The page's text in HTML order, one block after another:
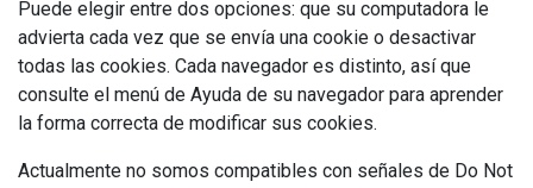
Puede elegir entre dos opciones: que su computadora le
advierta cada vez que se envía una cookie o desactivar
todas las cookies. Cada navegador es distinto, así que
consulte el menú de Ayuda de su navegador para aprender
la forma correcta de modificar sus cookies.
Actualmente no somos compatibles con señales de Do Not